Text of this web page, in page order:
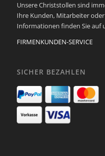
Unsere Christstollen sind
Ihre Kunden, Mitarbeiter
Informationen finden Sie auf
FIRMENKUNDEN-SERVICE
SICHER BEZAHLEN